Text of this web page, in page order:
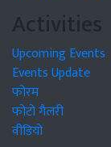
Activities
Upcoming Events
Events Update
फोरम
फोटो गैलरी
वीडियो